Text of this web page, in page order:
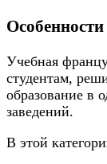
Учебная
студентам,
образование в
заведений.
В этой